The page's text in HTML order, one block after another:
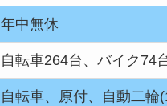
年中無休
自転車264台、バイク74
自転車、原付、自動二輪